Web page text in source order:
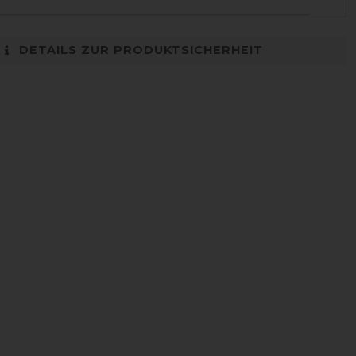
DETAILS ZUR PRODUKTSICHERHEIT